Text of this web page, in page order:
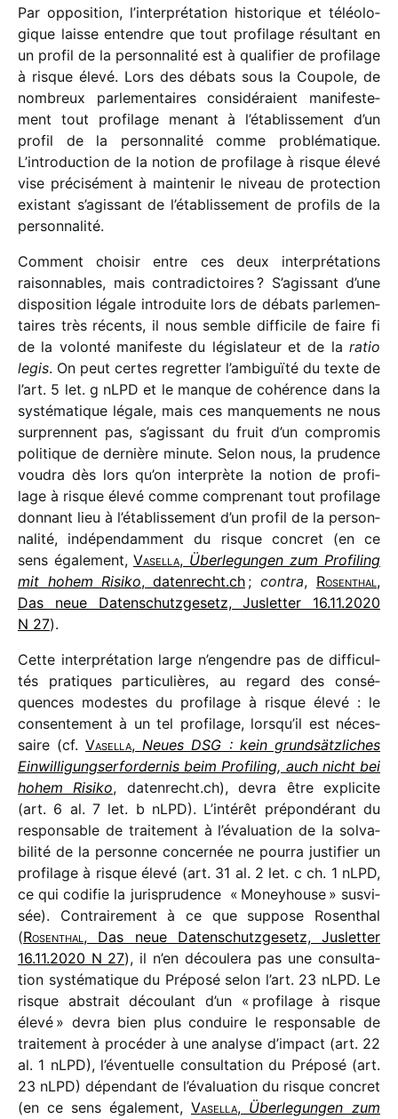
Par oppo­si­tion, l’interprétation histo­rique et téléo­lo­
gique laisse entendre que tout profi­lage résul­tant en
un profil de la person­na­lité est à quali­fier de profi­lage
à risque élevé. Lors des débats sous la Coupole, de
nombreux parle­men­taires consi­dé­raient mani­fes­te­
ment tout profi­lage menant à l’établissement d’un
profil de la person­na­lité comme problé­ma­tique.
L’introduction de la notion de profi­lage à risque élevé
vise préci­sé­ment à main­te­nir le niveau de protec­tion
exis­tant s’agissant de l’établissement de profils de la
personnalité.
Comment choi­sir entre ces deux inter­pré­ta­tions
raison­nables, mais contra­dic­toires ? S’agissant d’une
dispo­si­tion légale intro­duite lors de débats parle­men­
taires très récents, il nous semble diffi­cile de faire fi
de la volonté mani­feste du légis­la­teur et de la ratio
legis. On peut certes regret­ter l’ambiguïté du texte de
l’art. 5 let. g nLPD et le manque de cohé­rence dans la
systé­ma­tique légale, mais ces manque­ments ne nous
surprennent pas, s’agissant du fruit d’un compro­mis
poli­tique de dernière minute. Selon nous, la prudence
voudra dès lors qu’on inter­prète la notion de profi­
lage à risque élevé comme compre­nant tout profi­lage
donnant lieu à l’établissement d’un profil de la person­
na­lité, indé­pen­dam­ment du risque concret (en ce
sens égale­ment, Vasella, Überlegungen zum Profiling
mit hohem Risiko, daten​recht​.ch ; contra, Rosenthal,
Das neue Datenschutzgesetz, Jusletter 16.11.2020
N 27).
Cette inter­pré­ta­tion large n’engendre pas de diffi­cul­
tés pratiques parti­cu­lières, au regard des consé­
quences modestes du profi­lage à risque élevé : le
consen­te­ment à un tel profi­lage, lorsqu’il est néces­
saire (cf. Vasella, Neues DSG : kein grund­sätz­liches
Einwilligungserfordernis beim Profiling, auch nicht bei
hohem Risiko, daten​recht​.ch), devra être expli­cite
(art. 6 al. 7 let. b nLPD). L’intérêt prépon­dé­rant du
respon­sable de trai­te­ment à l’évaluation de la solva­
bi­lité de la personne concer­née ne pourra justi­fier un
profi­lage à risque élevé (art. 31 al. 2 let. c ch. 1 nLPD,
ce qui codi­fie la juris­pru­dence « Moneyhouse » susvi­
sée). Contrairement à ce que suppose Rosenthal
(Rosenthal, Das neue Datenschutzgesetz, Jusletter
16.11.2020 N 27), il n’en décou­lera pas une consul­ta­
tion systé­ma­tique du Préposé selon l’art. 23 nLPD. Le
risque abstrait décou­lant d’un « profi­lage à risque
élevé » devra bien plus conduire le respon­sable de
trai­te­ment à procé­der à une analyse d’impact (art. 22
al. 1 nLPD), l’éventuelle consul­ta­tion du Préposé (art.
23 nLPD) dépen­dant de l’évaluation du risque concret
(en ce sens égale­ment, Vasella, Überlegungen zum